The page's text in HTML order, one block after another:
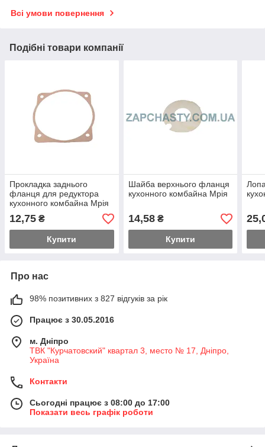
Всі умови повернення
Подібні товари компанії
Прокладка заднього
фланця для редуктора
кухонного комбайна Мрія
12,75 ₴
Купити
Шайба верхнього фланця
кухонного комбайна Мрія
14,58₴
Купити
Про нас
98% позитивних з 827 відгуків за рік
Працює з 30.05.2016
м. Дніпро
ТВК "Курчатовский" квартал 3, место № 17, Дніпро,
Україна
Контакти
Сьогодні працює з 08:00 до 17:00
Показати весь графік роботи